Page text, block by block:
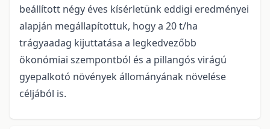
beállított négy éves kísérletünk eddigi eredményei
alapján megállapítottuk, hogy a 20 t/ha
trágyaadag kijuttatása a legkedvezőbb
ökonómiai szempontból és a pillangós virágú
gyepalkotó növények állományának növelése
céljából is.